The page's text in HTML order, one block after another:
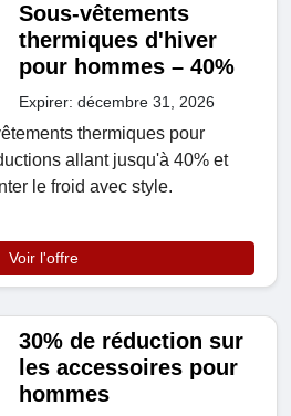
Sous-vêtements
thermiques d'hiver
pour hommes – 40%
Expirer: décembre 31, 2026
thermiques pour
allant jusqu'à 40% et
le froid avec style.
Voir l'offre
30% de réduction sur
les accessoires pour
hommes